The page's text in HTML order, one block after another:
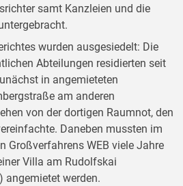
samt Kanzleien und die
wurden ausgesiedelt: Die
Abteilungen residierten seit
in angemieteten
am anderen
von der dortigen Raumnot, den
Daneben mussten im
Großverfahrens WEB viele Jahre
Villa am Rudolfskai
angemietet werden.